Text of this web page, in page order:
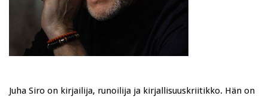
Juha Siro on kirjailija, runoilija ja kirjallisuuskriitikko. Hän on